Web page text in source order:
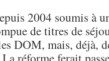
2004 soumis à
de titres de
DOM, mais, déjà,